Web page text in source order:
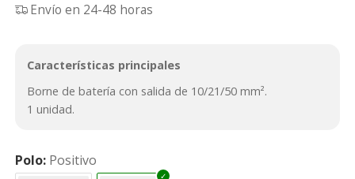
Envío en 24-48 horas
Características principales
Borne de batería con salida de 10/21/50 mm².
1 unidad.
Polo Positivo